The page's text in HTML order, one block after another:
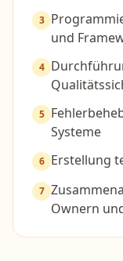
3
und
4
5
Systeme
6 Erstellung
7
Ownern